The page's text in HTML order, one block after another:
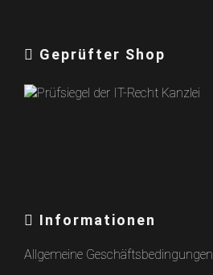
Geprüfter Shop
Informationen
Allgemeine Geschäftsbedingungen